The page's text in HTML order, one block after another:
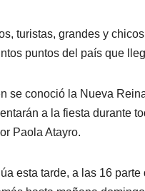
turistas, grandes y
puntos del país que
se conoció la Nueva
a la fiesta durante
Paola Atayro.
esta tarde, a las 16